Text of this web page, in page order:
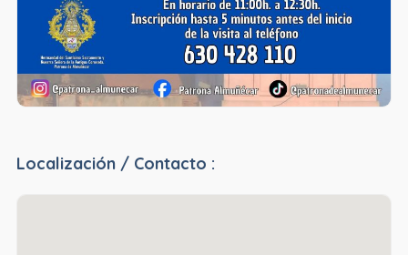
Localización / Contacto :